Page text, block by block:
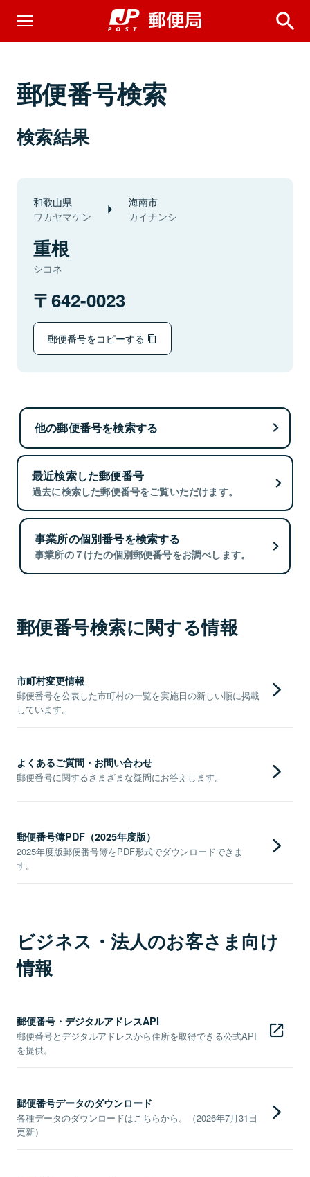
郵便番号検索
検索結果
和歌山県
ワカヤマケン
海南市
カイナンシ
重根
シコネ
642-0023
郵便番号をコピーする
他の郵便番号を検索する
最近検索した郵便番号
過去に検索した郵便番号をご覧いただけます。
事業所の個別番号を検索する
事業所の７けたの個別郵便番号をお調べします。
郵便番号検索に関する情報
市町村変更情報
郵便番号を公表した市町村の一覧を実施日の新しい順に掲載
しています。
よくあるご質問・お問い合わせ
郵便番号に関するさまざまな疑問にお答えします。
郵便番号簿PDF（2025年度版）
2025年度版郵便番号簿をPDF形式でダウンロードできま
す。
ビジネス・法人のお客さま向け
情報
郵便番号・デジタルアドレスAPI
郵便番号とデジタルアドレスから住所を取得できる公式API
を提供。
郵便番号データのダウンロード
各種データのダウンロードはこちらから。（2026年7月31日
更新）